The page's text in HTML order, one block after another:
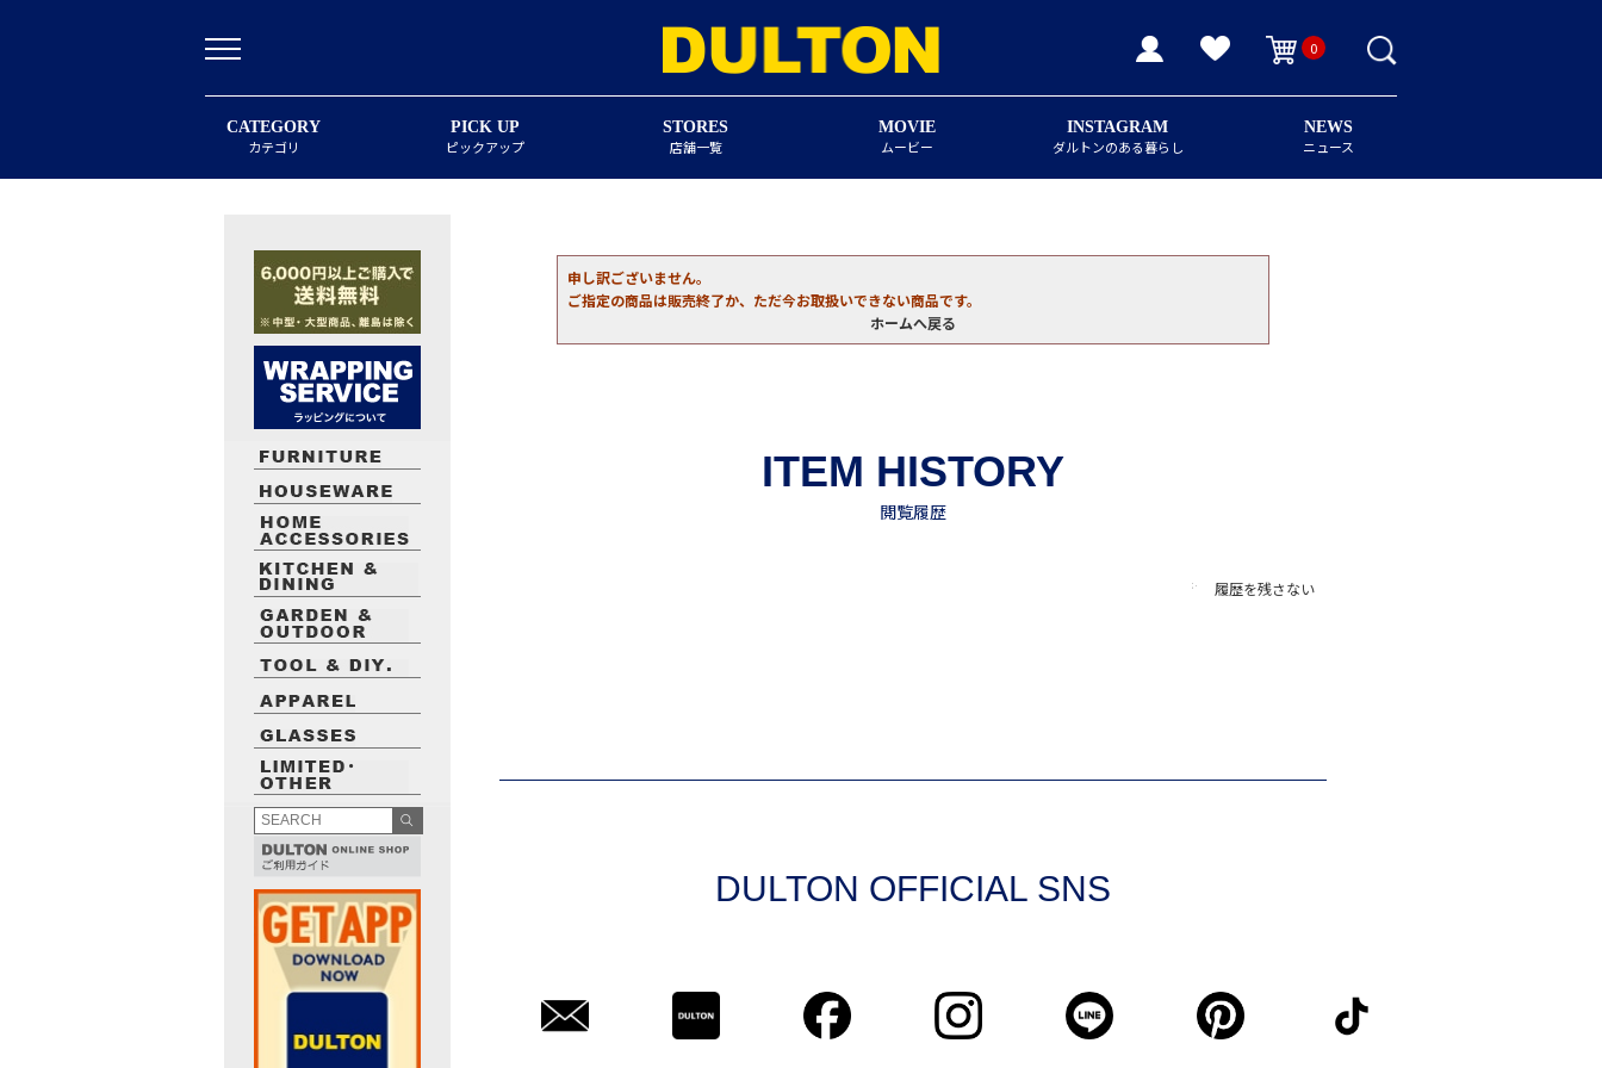
0
CATEGORY
カテゴリ
PICK UP
ピックアップ
STORES
店舗一覧
MOVIE
ムービー
INSTAGRAM
ダルトンのある暮らし
NEWS
ニュース
申し訳ございません。
ご指定の商品は販売終了か、ただ今お取扱いできない商品です。
ホームへ戻る
履歴を残さない
DULTON OFFICIAL SNS